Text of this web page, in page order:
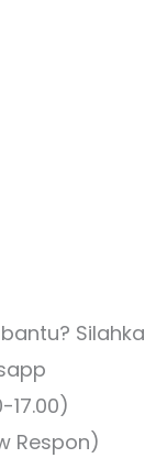
Respon)